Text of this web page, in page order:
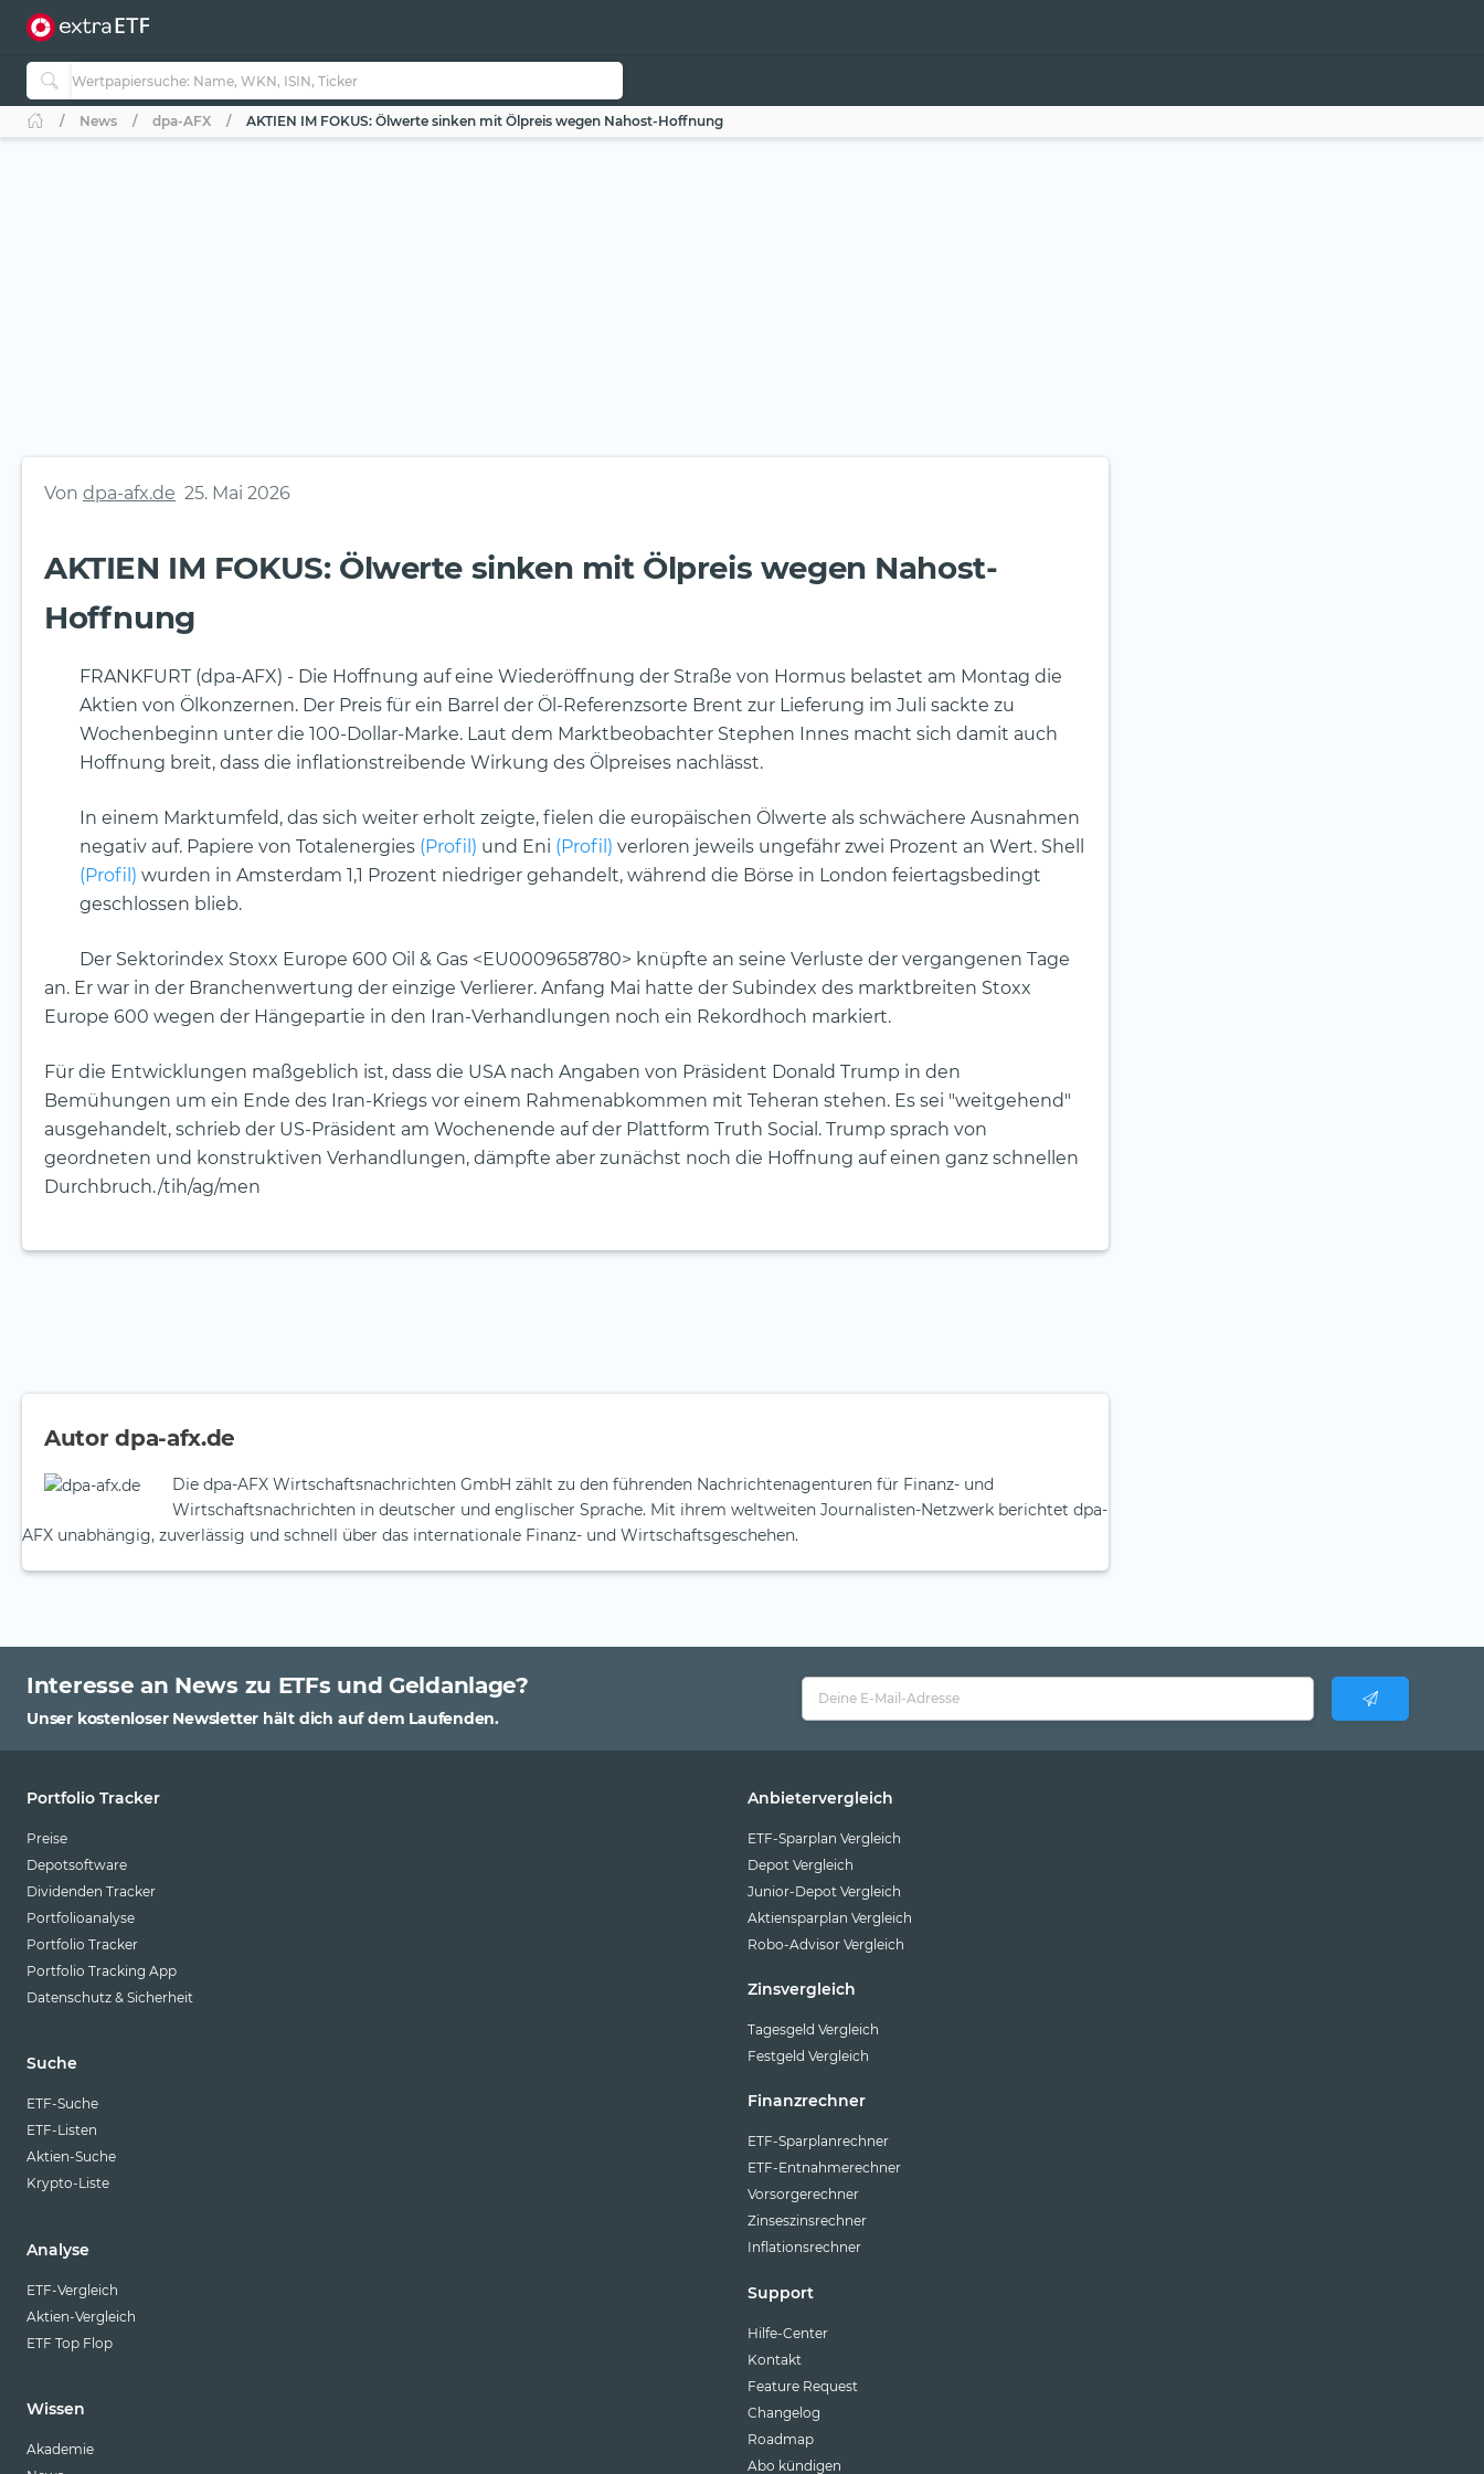
News dpa-AFX AKTIEN IM FOKUS: Ölwerte sinken mit Ölpreis wegen Nahost-Hoffnung
Von dpa-afx.de 25. Mai 2026
AKTIEN IM FOKUS: Ölwerte sinken mit Ölpreis wegen Nahost-
Hoffnung
FRANKFURT (dpa-AFX) - Die Hoffnung auf eine Wiederöffnung der Straße von Hormus belastet am Montag die
Aktien von Ölkonzernen. Der Preis für ein Barrel der Öl-Referenzsorte Brent zur Lieferung im Juli sackte zu
Wochenbeginn unter die 100-Dollar-Marke. Laut dem Marktbeobachter Stephen Innes macht sich damit auch
Hoffnung breit, dass die inflationstreibende Wirkung des Ölpreises nachlässt.
In einem Marktumfeld, das sich weiter erholt zeigte, fielen die europäischen Ölwerte als schwächere Ausnahmen
negativ auf. Papiere von Totalenergies (Profil) und Eni (Profil) verloren jeweils ungefähr zwei Prozent an Wert. Shell
(Profil) wurden in Amsterdam 1,1 Prozent niedriger gehandelt, während die Börse in London feiertagsbedingt
geschlossen blieb.
Der Sektorindex Stoxx Europe 600 Oil & Gas <EU0009658780> knüpfte an seine Verluste der vergangenen Tage
an. Er war in der Branchenwertung der einzige Verlierer. Anfang Mai hatte der Subindex des marktbreiten Stoxx
Europe 600 wegen der Hängepartie in den Iran-Verhandlungen noch ein Rekordhoch markiert.
Für die Entwicklungen maßgeblich ist, dass die USA nach Angaben von Präsident Donald Trump in den
Bemühungen um ein Ende des Iran-Kriegs vor einem Rahmenabkommen mit Teheran stehen. Es sei "weitgehend"
ausgehandelt, schrieb der US-Präsident am Wochenende auf der Plattform Truth Social. Trump sprach von
geordneten und konstruktiven Verhandlungen, dämpfte aber zunächst noch die Hoffnung auf einen ganz schnellen
Durchbruch./tih/ag/men
Autor dpa-afx.de
Die dpa-AFX Wirtschaftsnachrichten GmbH zählt zu den führenden Nachrichtenagenturen für Finanz- und
Wirtschaftsnachrichten in deutscher und englischer Sprache. Mit ihrem weltweiten Journalisten-Netzwerk berichtet dpa-
AFX unabhängig, zuverlässig und schnell über das internationale Finanz- und Wirtschaftsgeschehen.
Interesse an News zu ETFs und Geldanlage?
Unser kostenloser Newsletter hält dich auf dem Laufenden.
Portfolio Tracker
Preise
Depotsoftware
Dividenden Tracker
Portfolioanalyse
Portfolio Tracker
Portfolio Tracking App
Datenschutz & Sicherheit
Suche
ETF-Suche
ETF-Listen
Aktien-Suche
Krypto-Liste
Analyse
ETF-Vergleich
Aktien-Vergleich
ETF Top Flop
Wissen
Akademie
Anbietervergleich
ETF-Sparplan Vergleich
Depot Vergleich
Junior-Depot Vergleich
Aktiensparplan Vergleich
Robo-Advisor Vergleich
Zinsvergleich
Tagesgeld Vergleich
Festgeld Vergleich
Finanzrechner
ETF-Sparplanrechner
ETF-Entnahmerechner
Vorsorgerechner
Zinseszinsrechner
Inflationsrechner
Support
Hilfe-Center
Kontakt
Feature Request
Changelog
Roadmap
Abo kündigen